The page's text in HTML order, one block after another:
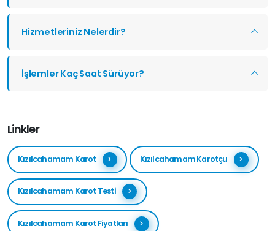
Hizmetleriniz Nelerdir?
İşlemler Kaç Saat Sürüyor?
Linkler
Kızılcahamam Karot Kızılcahamam Karotçu
Kızılcahamam Karot Testi
Kızılcahamam Karot Fiyatları